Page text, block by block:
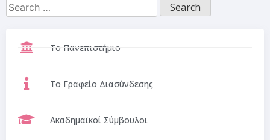
Το Πανεπιστήμιο
Το Γραφείο Διασύνδεσης
Ακαδημαϊκοί Σύμβουλοι